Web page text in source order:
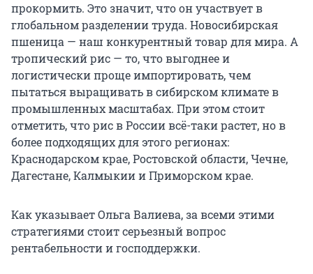
прокормить. Это значит, что он участвует в
глобальном разделении труда. Новосибирская
пшеница — наш конкурентный товар для мира. А
тропический рис — то, что выгоднее и
логистически проще импортировать, чем
пытаться выращивать в сибирском климате в
промышленных масштабах. При этом стоит
отметить, что рис в России всё-таки растет, но в
более подходящих для этого регионах:
Краснодарском крае, Ростовской области, Чечне,
Дагестане, Калмыкии и Приморском крае.
Как указывает Ольга Валиева, за всеми этими
стратегиями стоит серьезный вопрос
рентабельности и господдержки.